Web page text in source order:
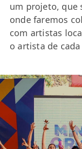
um projeto, que
onde faremos
com artistas
o artista de